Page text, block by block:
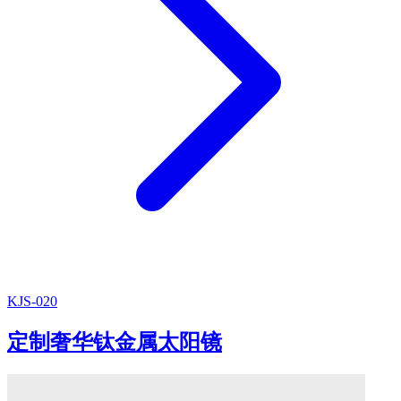
KJS-020
定制奢华钛金属太阳镜